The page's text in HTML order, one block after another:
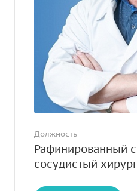
Должность
Рафинированный
сосудистый хирург